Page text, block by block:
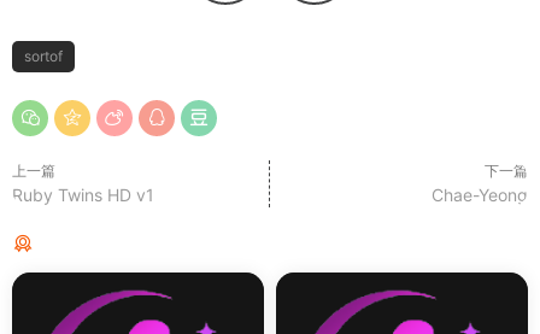
sortof
上一篇
Ruby Twins HD v1
下一篇
Chae-Yeong